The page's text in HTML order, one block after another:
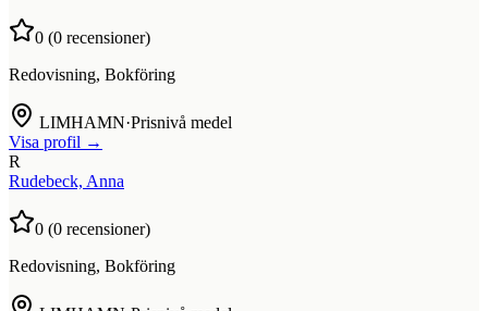
0 (0 recensioner)
Redovisning, Bokföring
LIMHAMN·Prisnivå medel
Visa profil →
R
Rudebeck, Anna
0 (0 recensioner)
Redovisning, Bokföring